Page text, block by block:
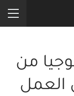
من
العمل